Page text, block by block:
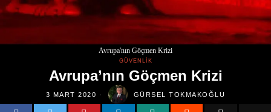
Avrupa'nın Göçmen Krizi
GÜVENLIK
Avrupa’nın Göçmen Krizi
3 MART 2020 GÜRSEL TOKMAKOĞLU